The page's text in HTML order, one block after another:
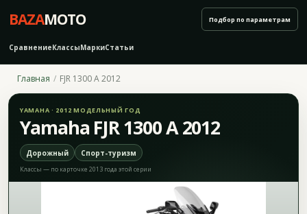
BAZAMOTO
СравнениеКлассыМаркиСтатьи
Подбор по параметрам
Главная FJR 1300 A 2012
YAMAHA · 2012 МОДЕЛЬНЫЙ ГОД
Yamaha FJR 1300 A 2012
Дорожный Спорт-туризм
Классы — по карточке 2013 года этой серии